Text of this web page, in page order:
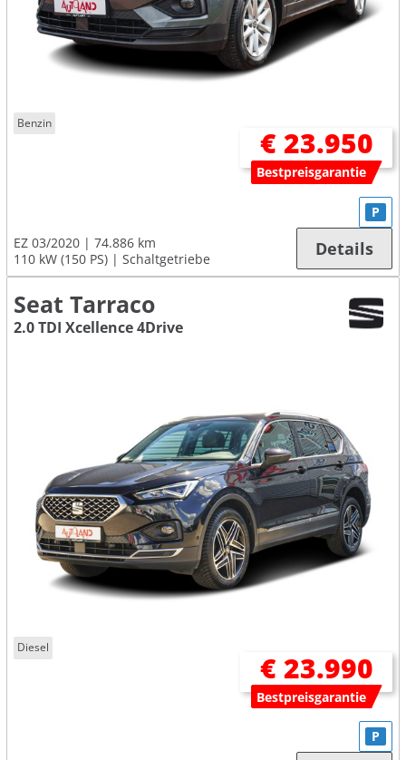
Benzin
€ 23.950
Bestpreisgarantie
EZ 03/2020
74.886 km
110 kW (150 PS)
Schaltgetriebe
P
Details
Seat Tarraco
2.0 TDI Xcellence 4Drive
Diesel
€ 23.990
Bestpreisgarantie
P